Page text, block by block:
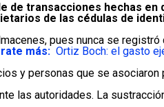
de transacciones hechas en
de las cédulas de
pues nunca se registró
más: Ortiz Boch: el gasto
y personas que se asociaron
las autoridades. La